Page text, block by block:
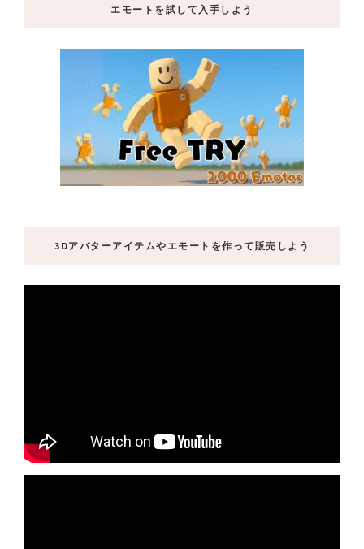
エモートを試して入手しよう
3Dアバターアイテムやエモートを作って販売しよう